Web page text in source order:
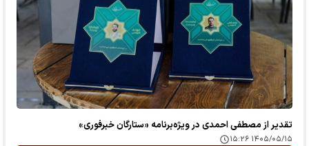
تقدیر از مصطفی احمدی در ویژه‌برنامه «ستارگان خبرفوری»
۱۴۰۵/۰۵/۱۵ ۱۵:۲۶